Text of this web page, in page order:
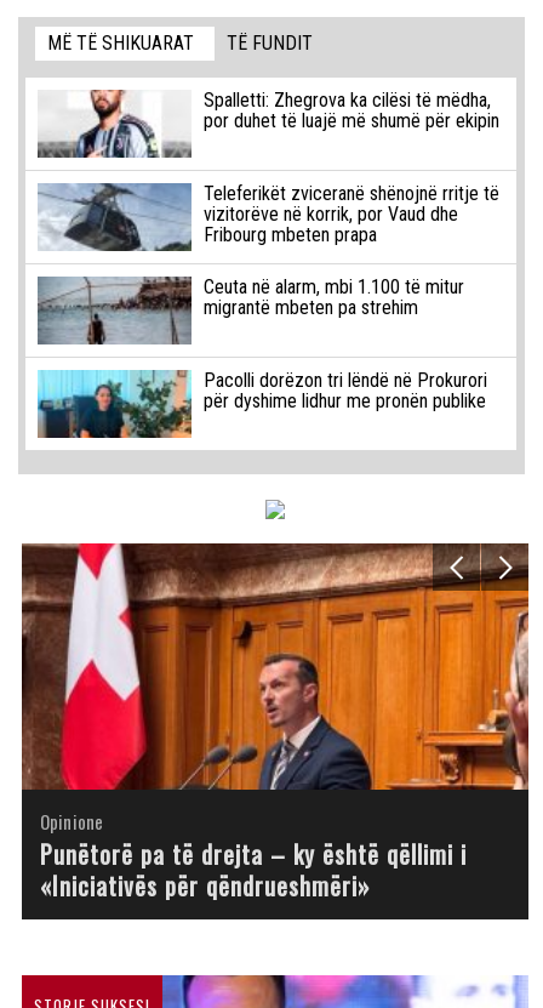
MË TË SHIKUARAT TË FUNDIT
Spalletti: Zhegrova ka cilësi të mëdha,
por duhet të luajë më shumë për ekipin
Teleferikët zviceranë shënojnë rritje të
vizitorëve në korrik, por Vaud dhe
Fribourg mbeten prapa
Ceuta në alarm, mbi 1.100 të mitur
migrantë mbeten pa strehim
Pacolli dorëzon tri lëndë në Prokurori
për dyshime lidhur me pronën publike
Opinione
Opinione
Punëtorë pa të drejta – ky është qëllimi i
«Iniciativës për qëndrueshmëri»
Opinione
Opinione
Opinione
Opinione
Opinione
Opinione